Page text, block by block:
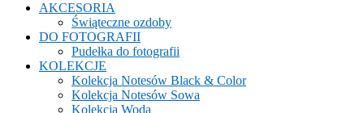
AKCESORIA
Świąteczne ozdoby
DO FOTOGRAFII
Pudełka do fotografii
KOLEKCJE
Kolekcja Notesów Black & Color
Kolekcja Notesów Sowa
Kolekcja Woda